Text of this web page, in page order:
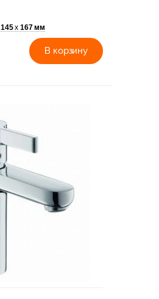
145х 167 мм
В корзину